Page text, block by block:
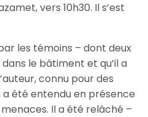
vers 10h30. Il s’est
les témoins – dont deux
le bâtiment et qu’il a
connu pour des
été entendu en présence
Il a été relâché –